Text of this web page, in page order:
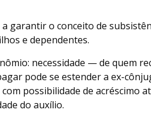
garantir o conceito de
e dependentes.
necessidade — de quem
pode se estender a ex-
possibilidade de acréscimo
do auxílio.